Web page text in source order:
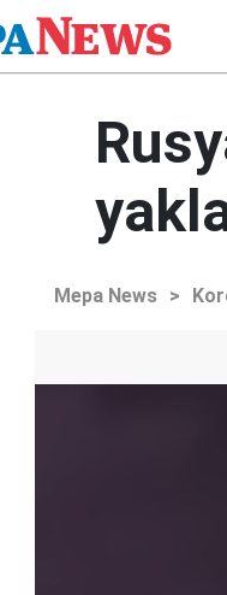
Mepa News >